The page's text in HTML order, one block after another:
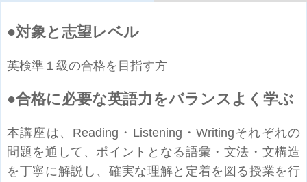
対象と志望レベル
英検準１級の合格を目指す方
合格に必要な英語力をバランスよく学ぶ
本講座は、Reading・Listening・Writingそれぞれの
問題を通して、ポイントとなる語彙・文法・文構造
を丁寧に解説し、確実な理解と定着を図る授業を行